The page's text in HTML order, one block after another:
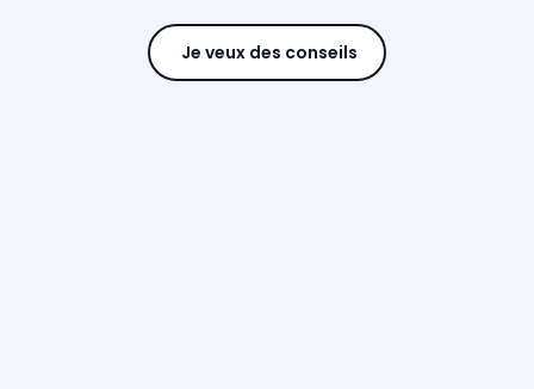
Je veux des conseils